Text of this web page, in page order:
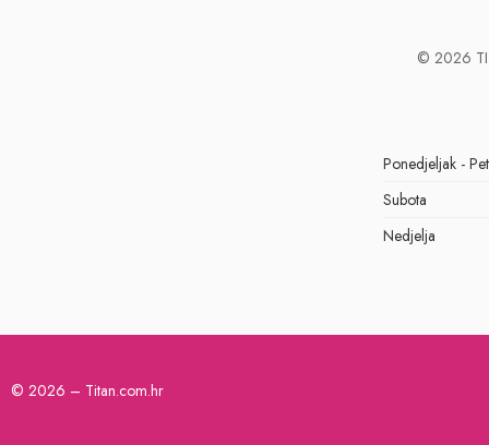
© 2026
Ponedjeljak -
Subota
Nedjelja
© 2026 – Titan.com.hr